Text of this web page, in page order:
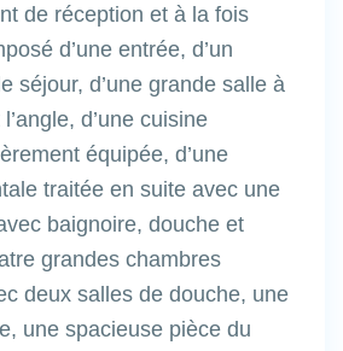
de réception et à la fois
d’une entrée, d’un
séjour, d’une grande salle à
d’une cuisine
équipée, d’une
traitée en suite avec une
baignoire, douche et
grandes chambres
deux salles de douche, une
une spacieuse pièce du